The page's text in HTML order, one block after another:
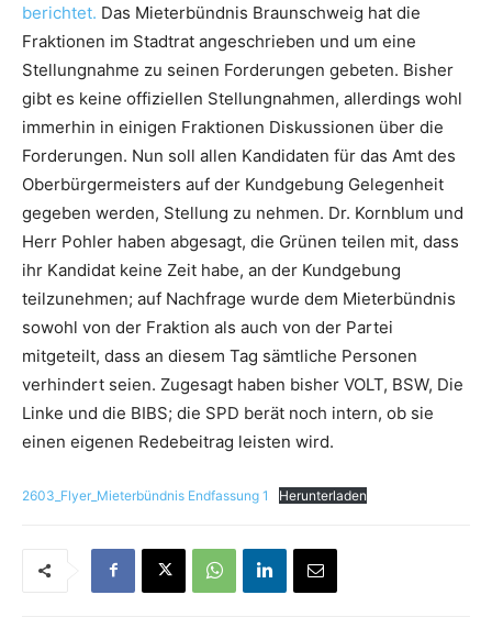
berichtet. Das Mieterbündnis Braunschweig hat die
Fraktionen im Stadtrat angeschrieben und um eine
Stellungnahme zu seinen Forderungen gebeten. Bisher
gibt es keine offiziellen Stellungnahmen, allerdings wohl
immerhin in einigen Fraktionen Diskussionen über die
Forderungen. Nun soll allen Kandidaten für das Amt des
Oberbürgermeisters auf der Kundgebung Gelegenheit
gegeben werden, Stellung zu nehmen. Dr. Kornblum und
Herr Pohler haben abgesagt, die Grünen teilen mit, dass
ihr Kandidat keine Zeit habe, an der Kundgebung
teilzunehmen; auf Nachfrage wurde dem Mieterbündnis
sowohl von der Fraktion als auch von der Partei
mitgeteilt, dass an diesem Tag sämtliche Personen
verhindert seien. Zugesagt haben bisher VOLT, BSW, Die
Linke und die BIBS; die SPD berät noch intern, ob sie
einen eigenen Redebeitrag leisten wird.
2603_Flyer_Mieterbündnis Endfassung 1 Herunterladen